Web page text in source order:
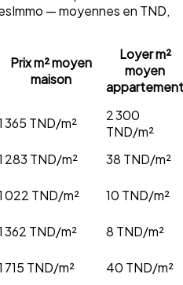
— moyennes en TND,
Prix m² moyen
maison
Loyer m²
moyen
appartement
365 TND/m²
2 300
TND/m²
283 TND/m² 38 TND/m²
022 TND/m² 10 TND/m²
362 TND/m² 8 TND/m²
715 TND/m² 40 TND/m²